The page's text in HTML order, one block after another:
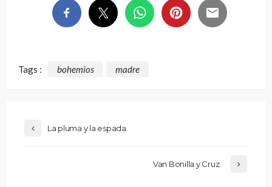
Tags : bohemios madre
La pluma y la espada.
Van Bonilla y Cruz.